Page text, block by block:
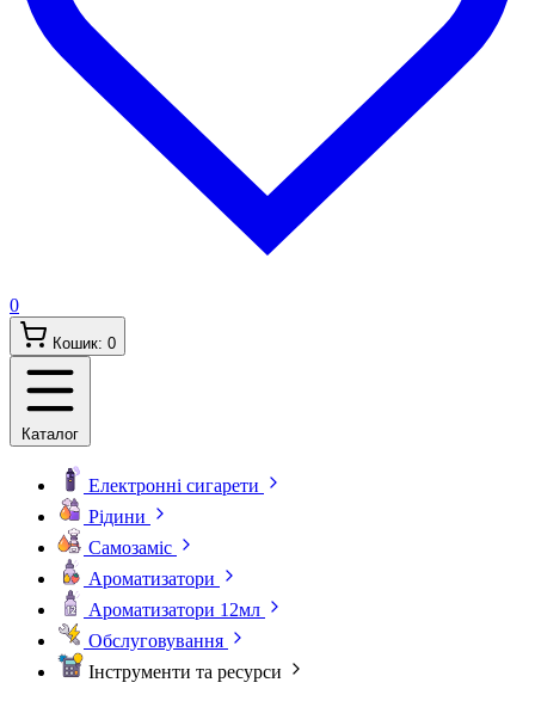
0
Кошик: 0
Каталог
Електронні сигарети
Рідини
Самозаміс
Ароматизатори
Ароматизатори 12мл
Обслуговування
Інструменти та ресурси